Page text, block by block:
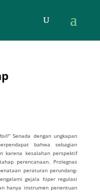
” Senada dengan ungkapan
bahwa sebagian
karena kesalahan perspektif
perencanaan. Prolegnas
peraturan perundang-
gejala hiper regulasi
hanya instrumen penentuan